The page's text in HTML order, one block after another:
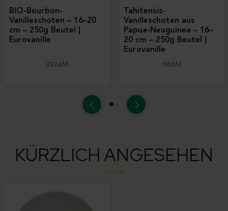
BIO-Bourbon-
Vanilleschoten – 16–20
cm – 250g Beutel |
Eurovanille
2924M
Tahitensis-
Vanilleschoten aus
Papua-Neuguinea – 16–
20 cm – 250g Beutel |
Eurovanille
1166M
KÜRZLICH ANGESEHEN